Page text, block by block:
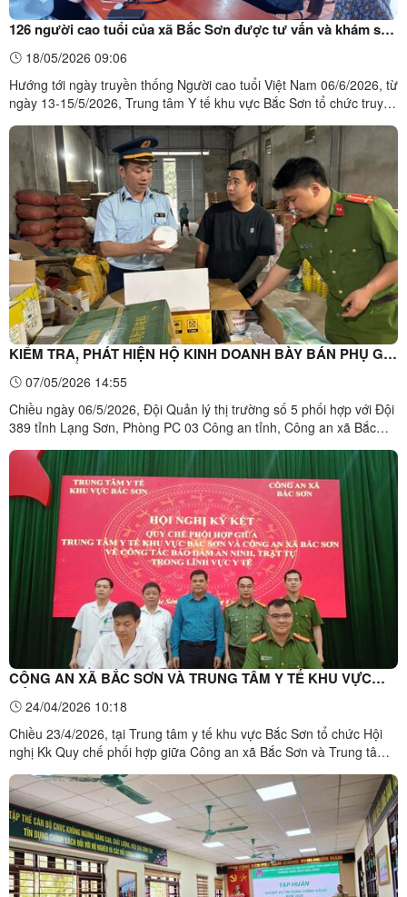
126 người cao tuổi của xã Bắc Sơn được tư vấn và khám sức
khỏe miễn phí
18/05/2026 09:06
Hướng tới ngày truyền thống Người cao tuổi Việt Nam 06/6/2026, từ
ngày 13-15/5/2026, Trung tâm Y tế khu vực Bắc Sơn tổ chức truyền
tại các thôn: Rạ Lá, Bản Thí và Lân Luông. Tại đây, sau phần khai
báo các thông tin y tế cần thiết, người ...
KIỂM TRA, PHÁT HIỆN HỘ KINH DOANH BÀY BÁN PHỤ GIA
THỰC PHẨM KHÔNG RÕ NGUỒN GỐC
07/05/2026 14:55
Chiều ngày 06/5/2026, Đội Quản lý thị trường số 5 phối hợp với Đội
389 tỉnh Lạng Sơn, Phòng PC 03 Công an tỉnh, Công an xã Bắc
48, thôn Trần Phú, xã Bắc Sơn, tỉnh Lạng Sơn. Qua kiểm tra, lực
lượng chức năng phát hiện hộ kinh doanh đang ...
CÔNG AN XÃ BẮC SƠN VÀ TRUNG TÂM Y TẾ KHU VỰC
BẮC SƠN KÝ QUY CHẾ PHỐI HỢP
24/04/2026 10:18
Chiều 23/4/2026, tại Trung tâm y tế khu vực Bắc Sơn tổ chức Hội
nghị Kk Quy chế phối hợp giữa Công an xã Bắc Sơn và Trung tâm
Tư, Đảng ủy viên, Phó Chủ tịch UBND xã Bắc Sơn cùng các đồng
chí Lãnh đạo và cán bộ của hai đơn vị.Theo đó, ...